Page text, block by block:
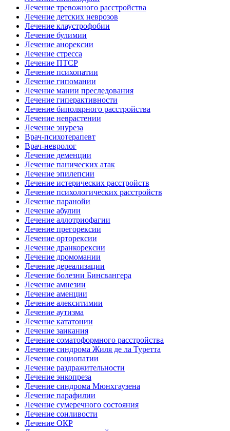
Лечение тревожного расстройства
Лечение детских неврозов
Лечение клаустрофобии
Лечение булимии
Лечение анорексии
Лечение стресса
Лечение ПТСР
Лечение психопатии
Лечение гипомании
Лечение мании преследования
Лечение гиперактивности
Лечение биполярного расстройства
Лечение неврастении
Лечение энуреза
Врач-психотерапевт
Врач-невролог
Лечение деменции
Лечение панических атак
Лечение эпилепсии
Лечение истерических расстройств
Лечение психологических расстройств
Лечение паранойи
Лечение абулии
Лечение аллотриофагии
Лечение прегорексии
Лечение орторексии
Лечение дранкорексии
Лечение дромомании
Лечение дереализации
Лечение болезни Бинсвангера
Лечение амнезии
Лечение аменции
Лечение алекситимии
Лечение аутизма
Лечение кататонии
Лечение заикания
Лечение соматоформного расстройства
Лечение синдрома Жиля де ла Туретта
Лечение социопатии
Лечение раздражительности
Лечение энкопреза
Лечение синдрома Мюнхгаузена
Лечение парафилии
Лечение сумеречного состояния
Лечение сонливости
Лечение ОКР